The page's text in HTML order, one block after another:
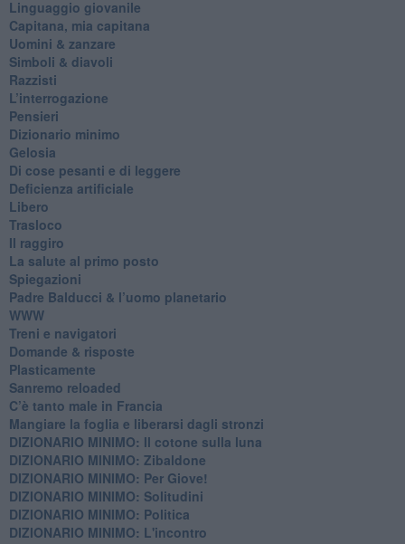
​Linguaggio giovanile
​Capitana, mia capitana
Uomini & zanzare
​Simboli & diavoli
Razzisti
​L’interrogazione
Pensieri
​Dizionario minimo
Gelosia
Di cose pesanti e di leggere
​Deficienza artificiale
Libero
Trasloco
Il raggiro
​La salute al primo posto
Spiegazioni
Padre Balducci & l’uomo planetario
WWW
​Treni e navigatori
​Domande & risposte
​Plasticamente
Sanremo reloaded
C’è tanto male in Francia
​Mangiare la foglia e liberarsi dagli stronzi
DIZIONARIO MINIMO: Il cotone sulla luna
DIZIONARIO MINIMO: Zibaldone
DIZIONARIO MINIMO: Per Giove!
DIZIONARIO MINIMO: Solitudini
DIZIONARIO MINIMO: Politica
DIZIONARIO MINIMO: L'incontro